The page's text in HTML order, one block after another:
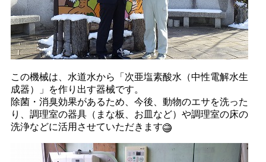
この機械は、水道水から「次亜塩素酸水（中性電解水生
成器）」を作り出す器械です。
除菌・消臭効果があるため、今後、動物のエサを洗った
り、調理室の器具（まな板、お皿など）や調理室の床の
洗浄などに活用させていただきます